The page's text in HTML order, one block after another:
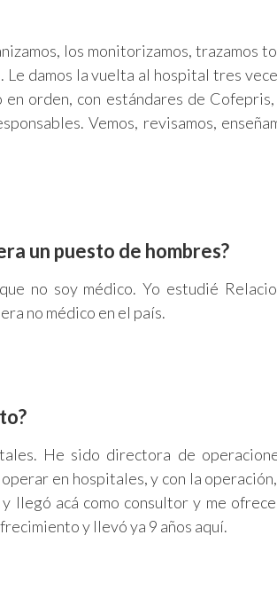
los monitorizamos, trazamos
damos la vuelta al hospital tres
orden, con estándares de
Vemos, revisamos,
un puesto de hombres?
no soy médico. Yo estudié
no médico en el país.
He sido directora de
en hospitales, y con la
llegó acá como consultor y me
y llevó ya 9 años aquí.